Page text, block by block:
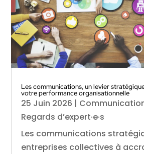
Les communications, un levier
votre performance organisationnelle
25 Juin 2026 |
Regards d’expert·e·s
Les communications
entreprises collectives à